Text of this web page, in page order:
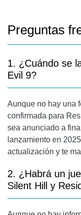
Preguntas
1. ¿Cuándo se
Evil 9?
Aunque no hay una
confirmada para
sea anunciado a
lanzamiento en
actualización y te
2. ¿Habrá un
Silent Hill y